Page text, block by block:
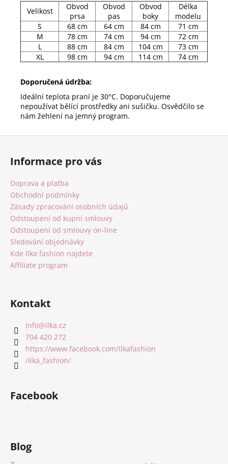
Velikost
Obvod
prsa
Obvod
pas
Obvod
boky
Délka
modelu
S
68 cm 64 cm 84 cm
71 cm
M
78 cm 74 cm 94 cm
72 cm
L
88 cm 84 cm 104 cm
73 cm
XL
98 cm 94 cm 114 cm 74 cm
Doporučená údržba:
Ideální teplota praní je 30°C. Doporučujeme
nepoužívat bělící prostředky ani sušičku. Osvědčilo se
nám žehlení na jemný program.
Z
Informace pro vás
Doprava a platba
Obchodní podmínky
Zásady zpracování osobních údajů
Odstoupení od kupní smlouvy
Odstoupení od smlouvy on-line
Sledování objednávky
Kde Ilka fashion najdete
Affiliate program
Kontakt
info@ilka.cz
704 420 272
https://www.facebook.com/Ilkafashion
/ilka_fashion/
Facebook
Blog